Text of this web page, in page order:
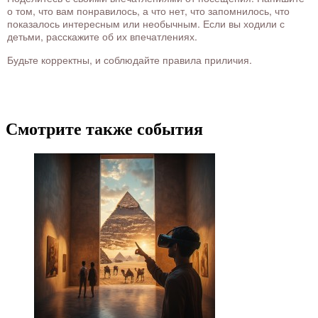
о том, что вам понравилось, а что нет, что запомнилось, что
показалось интересным или необычным. Если вы ходили с
детьми, расскажите об их впечатлениях.
Будьте корректны, и соблюдайте правила приличия.
Смотрите также события